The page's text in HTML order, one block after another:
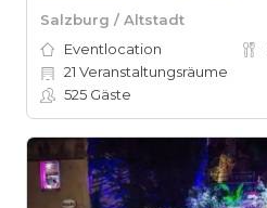
Salzburg / Altstadt
Eventlocation
21 Veranstaltungsräume
525 Gäste